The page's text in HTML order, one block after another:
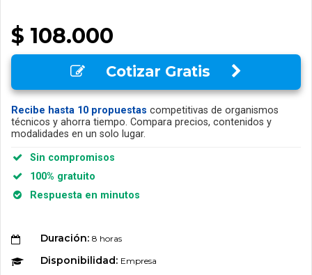
$ 108.000
Cotizar Gratis
Recibe hasta 10 propuestas competitivas de organismos
técnicos y ahorra tiempo. Compara precios, contenidos y
modalidades en un solo lugar.
Sin compromisos
100% gratuito
Respuesta en minutos
Duración: 8 horas
Disponibilidad: Empresa